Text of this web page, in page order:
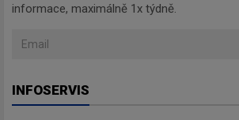
informace, maximálně 1x týdně.
INFOSERVIS